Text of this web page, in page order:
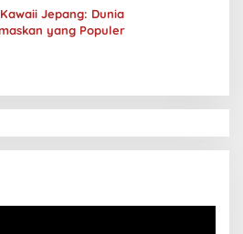
Jepang: Dunia
yang Populer